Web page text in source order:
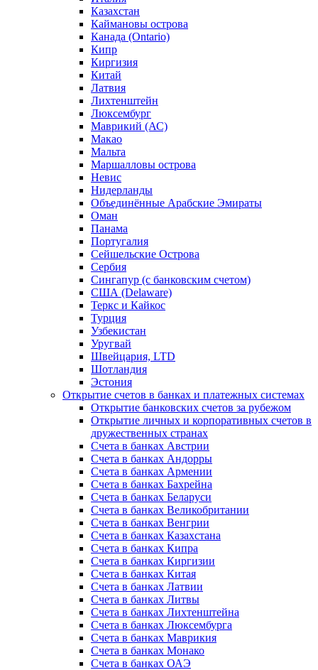
Казахстан
Каймановы острова
Канада (Ontario)
Кипр
Киргизия
Китай
Латвия
Лихтенштейн
Люксембург
Маврикий (АС)
Макао
Мальта
Маршалловы острова
Нeвис
Нидерланды
Объединённые Арабские Эмираты
Оман
Панама
Португалия
Сейшельские Острова
Сербия
Сингапур (c банковским счетом)
США (Delaware)
Теркс и Кайкос
Турция
Узбекистан
Уругвай
Швейцария, LTD
Шотландия
Эстония
Открытие счетов в банках и платежных системах
Открытие банковских счетов за рубежом
Открытие личных и корпоративных счетов в
дружественных странах
Счета в банках Австрии
Счета в банках Андорры
Счета в банках Армении
Счета в банках Бахрейна
Счета в банках Беларуси
Счета в банках Великобритании
Счета в банках Венгрии
Счета в банках Казахстана
Счета в банках Кипра
Счета в банках Киргизии
Счета в банках Китая
Счета в банках Латвии
Счета в банках Литвы
Счета в банках Лихтенштейна
Счета в банках Люксембурга
Счета в банках Маврикия
Счета в банках Монако
Счета в банках ОАЭ